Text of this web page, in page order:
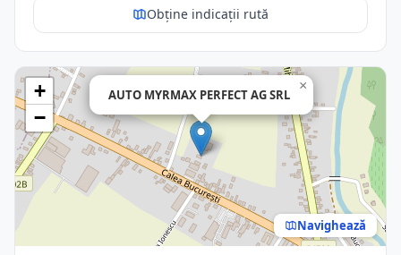
Obține indicații rută
AUTO MYRMAX PERFECT AG SRL
×
+
−
Navighează